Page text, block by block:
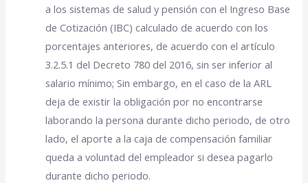
a los sistemas de salud y pensión con el Ingreso Base
de Cotización (IBC) calculado de acuerdo con los
porcentajes anteriores, de acuerdo con el artículo
3.2.5.1 del Decreto 780 del 2016, sin ser inferior al
salario mínimo; Sin embargo, en el caso de la ARL
deja de existir la obligación por no encontrarse
laborando la persona durante dicho periodo, de otro
lado, el aporte a la caja de compensación familiar
queda a voluntad del empleador si desea pagarlo
durante dicho periodo.